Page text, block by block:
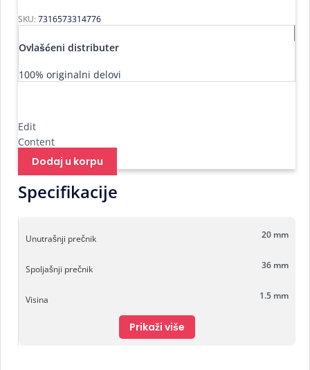
SKU: 7316573314776
Ovlašćeni distributer
100% originalni delovi
Edit
Content
Dodaj u korpu
Specifikacije
Unutrašnji prečnik 20 mm
Spoljašnji prečnik 36 mm
Visina 1.5 mm
Prikaži više